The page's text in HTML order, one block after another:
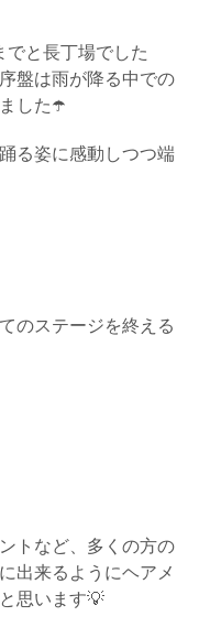
でと長丁場でした
序盤は雨が降る中での
した☂️
る姿に感動しつつ端
のステージを終える
トなど、多くの方の
出来るようにヘアメ
思います💡